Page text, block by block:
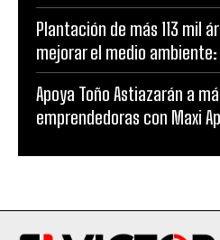
Plantación de más 113 mil
mejorar el medio
Apoya Toño Astiazarán a
emprendedoras con Maxi